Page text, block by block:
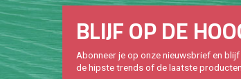
BLIJF OP DE
Abon­neer je op onze nieuws­brief en
de hip­s­te trends of de laat­ste pro­duc­ten.